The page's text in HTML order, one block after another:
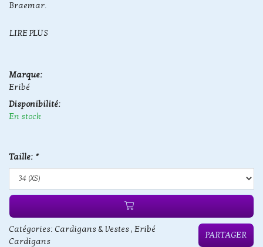
Braemar.
LIRE PLUS
Marque:
Eribé
Disponibilité:
En stock
Taille: *
Catégories: Cardigans & Vestes, Eribé
Cardigans
PARTAGER